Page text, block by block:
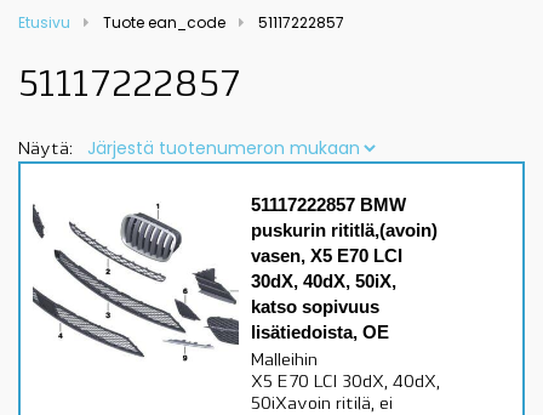
Etusivu Tuote ean_code 51117222857
51117222857
Näytä:
51117222857 BMW
puskurin rititlä,(avoin)
vasen, X5 E70 LCI
30dX, 40dX, 50iX,
katso sopivuus
lisätiedoista, OE
Malleihin
X5 E70 LCI 30dX, 40dX,
50iXavoin ritilä, ei